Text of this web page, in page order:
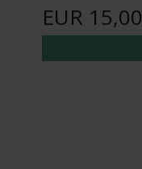
EUR 15,00